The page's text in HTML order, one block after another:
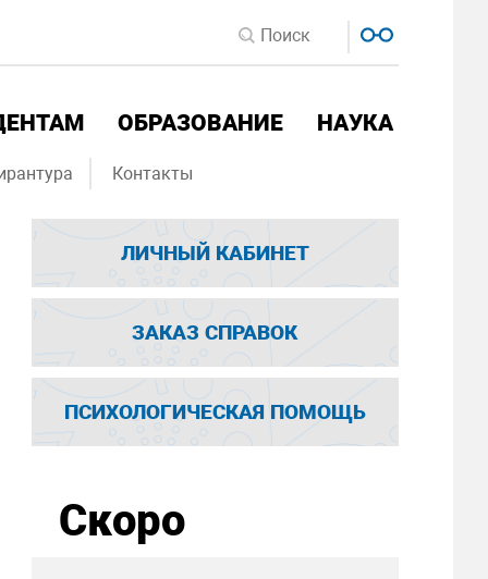
ОБРАЗОВАНИЕ НАУКА
Контакты
ЛИЧНЫЙ КАБИНЕТ
ЗАКАЗ СПРАВОК
ПСИХОЛОГИЧЕСКАЯ ПОМОЩЬ
Скоро